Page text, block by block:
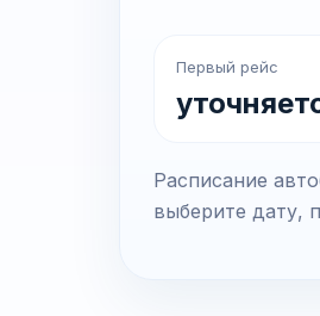
Первый рейс
Расписание
выберите дату,